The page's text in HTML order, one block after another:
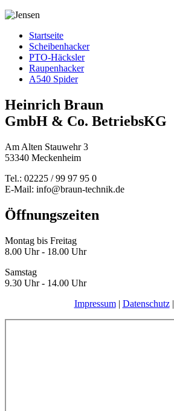
Startseite
Scheibenhacker
PTO-Häcksler
Raupenhacker
A540 Spider
Heinrich Braun
GmbH & Co. BetriebsKG
Am Alten Stauwehr 3
53340 Meckenheim
Tel.: 02225 / 99 97 95 0
E-Mail: info@braun-technik.de
Öffnungszeiten
Montag bis Freitag
8.00 Uhr - 18.00 Uhr
Samstag
9.30 Uhr - 14.00 Uhr
Impressum| Datenschutz|